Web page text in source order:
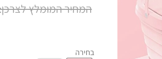
עלדירוגים של
בחירה